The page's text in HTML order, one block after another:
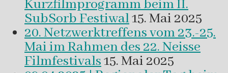
Kurzfilmprogramm beim II.
SubSorb Festiwal15. Mai 2025
20. Netzwerktreffens vom 23.-25.
Mai im Rahmen des 22. Neisse
Filmfestivals15. Mai 2025